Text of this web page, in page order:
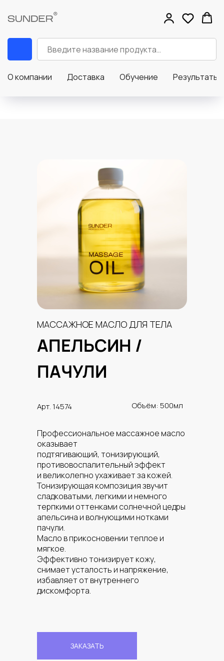
О компании Доставка Обучение Результаты
АПЕЛЬСИН /
ПАЧУЛИ
МАССАЖНОЕ МАСЛО ДЛЯ ТЕЛА
Арт. 14574
Профессиональное массажное масло
оказывает
подтягивающий, тонизирующий,
противовоспалительный эффект
и великолепно ухаживает за кожей.
Тонизирующая композиция звучит
сладковатыми, легкими и немного
терпкими оттенками солнечной цедры
апельсина и волнующими нотками
пачули.
Масло в прикосновении теплое и
мягкое.
Эффективно тонизирует кожу,
снимает усталость и напряжение,
избавляет от внутреннего
дискомфорта.
Объём: 500мл
ЗАКАЗАТЬ